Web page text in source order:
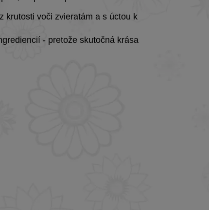
krutosti voči zvieratám a s úctou k
- pretože skutočná krása